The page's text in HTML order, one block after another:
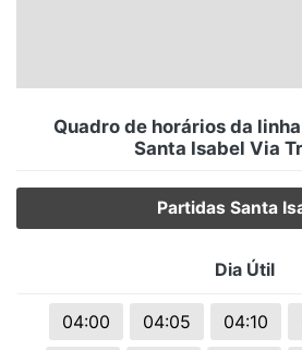
Quadro de horários da
Santa Isabel Via
Partidas Santa
Dia Útil
04:00 04:05 04:10